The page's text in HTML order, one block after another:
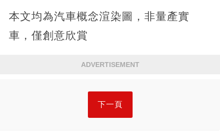
本文均為汽車概念渲染圖，非量產實
車，僅創意欣賞
ADVERTISEMENT
下一頁